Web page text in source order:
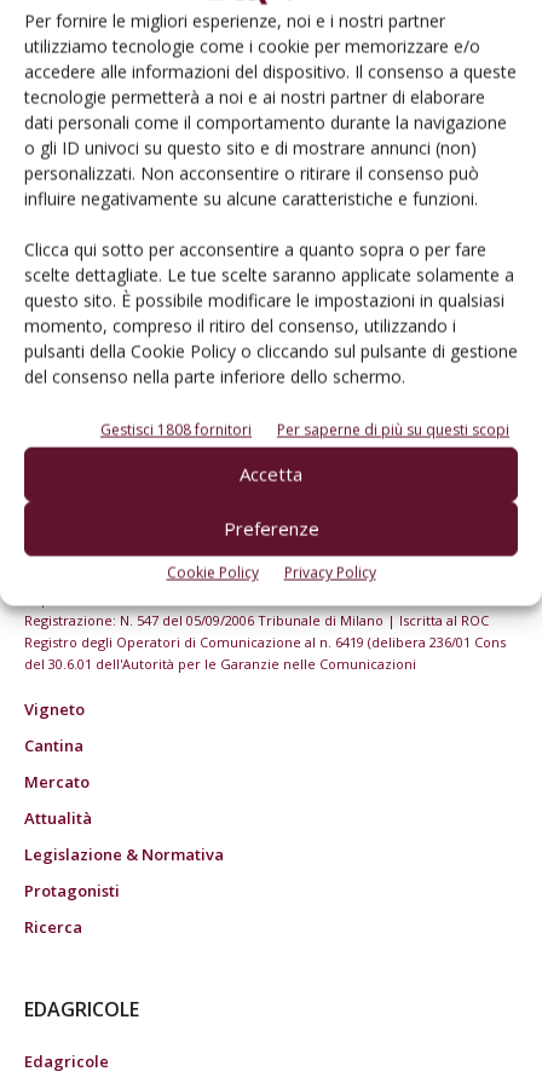
Per fornire le migliori esperienze, noi e i nostri partner
utilizziamo tecnologie come i cookie per memorizzare e/o
accedere alle informazioni del dispositivo. Il consenso a queste
tecnologie permetterà a noi e ai nostri partner di elaborare
dati personali come il comportamento durante la navigazione
o gli ID univoci su questo sito e di mostrare annunci (non)
personalizzati. Non acconsentire o ritirare il consenso può
influire negativamente su alcune caratteristiche e funzioni.
Clicca qui sotto per acconsentire a quanto sopra o per fare
scelte dettagliate. Le tue scelte saranno applicate solamente a
questo sito. È possibile modificare le impostazioni in qualsiasi
momento, compreso il ritiro del consenso, utilizzando i
pulsanti della Cookie Policy o cliccando sul pulsante di gestione
del consenso nella parte inferiore dello schermo.
Gestisci 1808 fornitori Per saperne di più su questi scopi
Accetta
Preferenze
Cookie Policy Privacy Policy
Rimani aggiornato sul mondo
dell’agricoltura
Iscriviti alle nostre newsletter
© Tecniche Nuove Spa. Tutti i diritti riservati. Sede legale Via Eritrea 21 -
20157 Milano | Codice fiscale, Partita IVA e Iscrizione al Registro delle
Registrazione: N. 547 del 05/09/2006 Tribunale di Milano | Iscritta al ROC
Registro degli Operatori di Comunicazione al n. 6419 (delibera 236/01 Cons
del 30.6.01 dell'Autorità per le Garanzie nelle Comunicazioni
Vigneto
Cantina
Mercato
Attualità
Legislazione & Normativa
Protagonisti
Ricerca
EDAGRICOLE
Edagricole